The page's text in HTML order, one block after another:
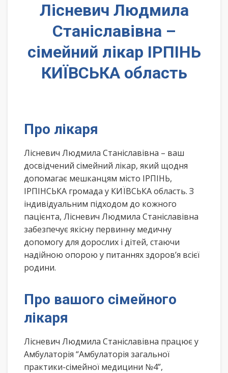
Лісневич Людмила
Станіславівна –
сімейний лікар ІРПІНЬ
КИЇВСЬКА область
Про лікаря
Лісневич Людмила Станіславівна – ваш
досвідчений сімейний лікар, який щодня
допомагає мешканцям місто ІРПІНЬ,
ІРПІНСЬКА громада у КИЇВСЬКА область. З
індивідуальним підходом до кожного
пацієнта, Лісневич Людмила Станіславівна
забезпечує якісну первинну медичну
допомогу для дорослих і дітей, стаючи
надійною опорою у питаннях здоров’я всієї
родини.
Про вашого сімейного
лікаря
Лісневич Людмила Станіславівна працює у
Амбулаторія “Амбулаторія загальної
практики-сімейної медицини №4”,